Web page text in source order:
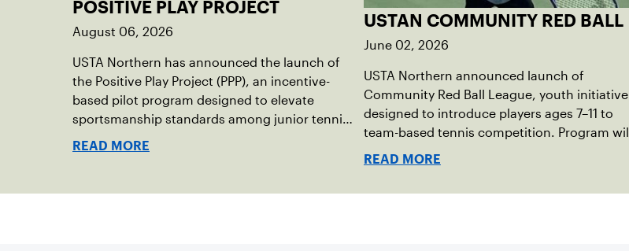
POSITIVE PLAY PROJECT
August 06, 2026
USTA Northern has announced the launch of
the Positive Play Project (PPP), an incentive-
based pilot program designed to elevate
sportsmanship standards among junior tennis
players. Running now through December 2026,
rewarding young athletes.
READ MORE
USTAN COMMUNITY RED BALL
June 02, 2026
USTA Northern announced launch of
Community Red Ball League, youth initiative
designed to introduce players ages 7–11 to
team-based tennis competition. Program will
launch in the communities of Duluth,
READ MORE